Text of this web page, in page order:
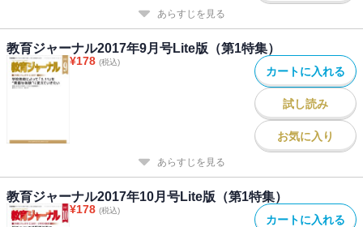
あらすじを見る
教育ジャーナル2017年9月号Lite版（第1特集）
¥178 (税込)
カートに入れる
試し読み
お気に入り
あらすじを見る
教育ジャーナル2017年10月号Lite版（第1特集）
¥178 (税込)
カートに入れる